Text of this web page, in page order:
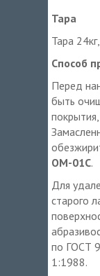
Тара
Тара
Способ
Перед
быть
ОМ-01С.
Для
старого
по ГОСТ
1:1988.